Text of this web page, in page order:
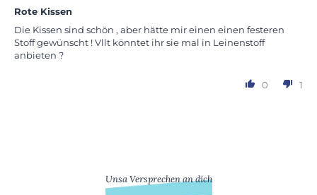
Rote Kissen
Die Kissen sind schön , aber hätte mir einen einen festeren
Stoff gewünscht ! Vllt könntet ihr sie mal in Leinenstoff
anbieten ?
0 1
Unsa Versprechen an dich